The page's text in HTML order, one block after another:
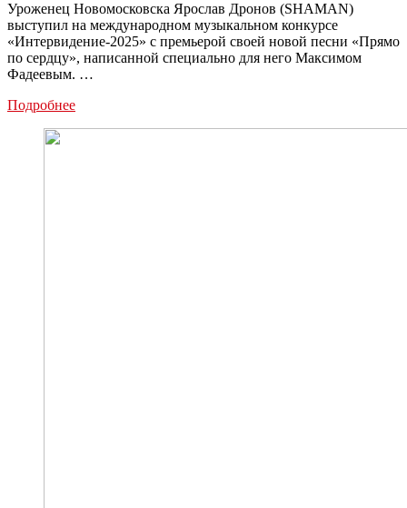
Уроженец Новомосковска Ярослав Дронов (SHAMAN)
выступил на международном музыкальном конкурсе
«Интервидение-2025» с премьерой своей новой песни «Прямо
по сердцу», написанной специально для него Максимом
Фадеевым. …
ПодробнееSHAMAN